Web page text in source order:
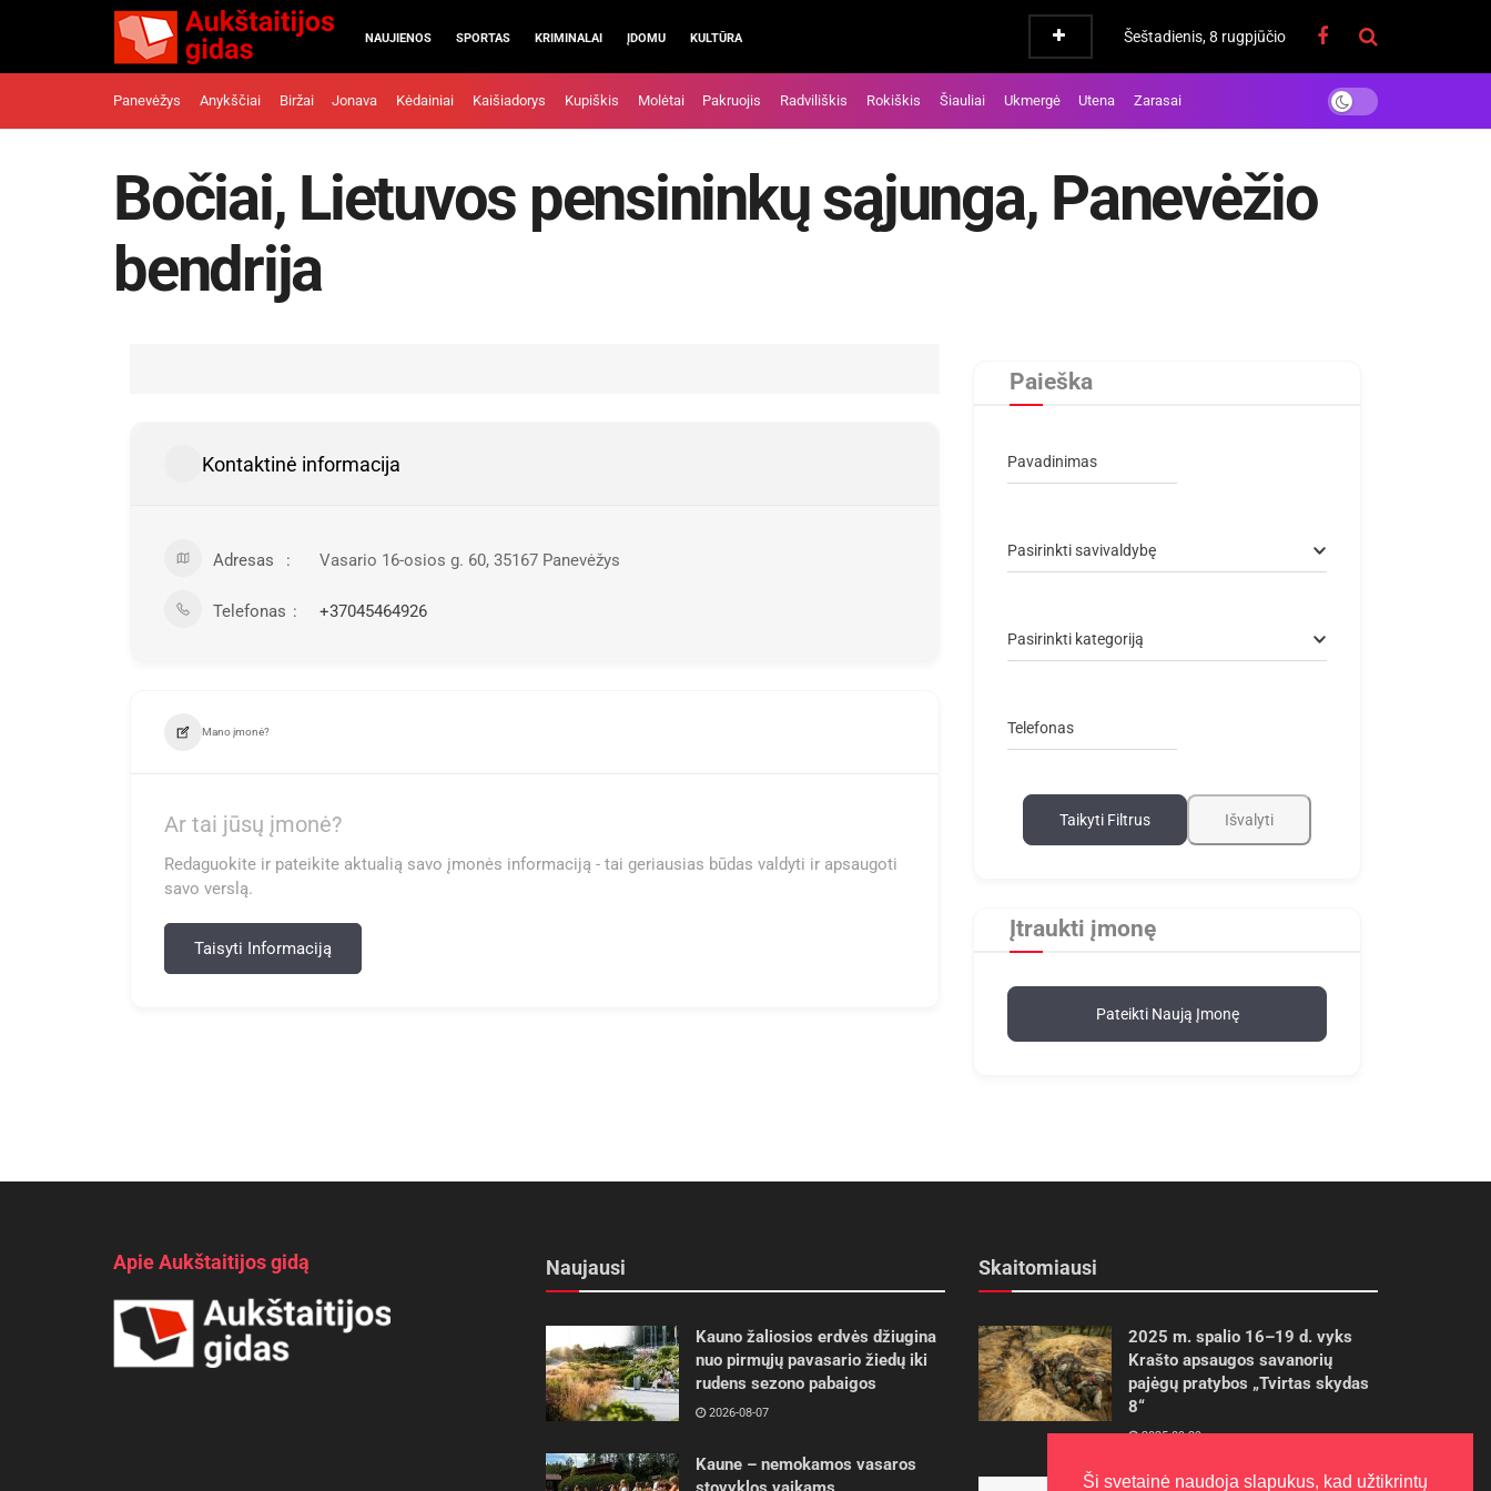
NAUJIENOS SPORTAS KRIMINALAI ĮDOMU KULTŪRA Šeštadienis, 8 rugpjūčio
Panevėžys Anykščiai Biržai Jonava Kėdainiai Kaišiadorys Kupiškis Molėtai Pakruojis Radviliškis Rokiškis Šiauliai Ukmergė Utena Zarasai
Bočiai, Lietuvos pensininkų sąjunga, Panevėžio
bendrija
Kontaktinė informacija
Adresas Vasario 16-osios g. 60, 35167 Panevėžys
Telefonas +37045464926
Mano įmonė?
Ar tai jūsų įmonė?
Redaguokite ir pateikite aktualią savo įmonės informaciją - tai geriausias būdas valdyti ir apsaugoti
savo verslą.
Taisyti Informaciją
Paieška
Pavadinimas
Pasirinkti savivaldybę
Pasirinkti kategoriją
Telefonas
Taikyti Filtrus Išvalyti
Įtraukti įmonę
Pateikti Naują Įmonę
Apie Aukštaitijos gidą Naujausi
Kauno žaliosios erdvės džiugina
nuo pirmųjų pavasario žiedų iki
rudens sezono pabaigos
2026-08-07
Kaune – nemokamos vasaros
Skaitomiausi
2025 m. spalio 16–19 d. vyks
Krašto apsaugos savanorių
pajėgų pratybos „Tvirtas skydas
8“
2025-09-29
Ši svetainė naudoja slapukus, kad užtikrintų